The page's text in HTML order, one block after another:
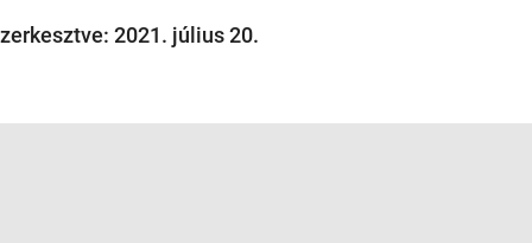
2021. július 20.